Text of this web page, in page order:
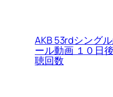
AKB 53rdシング
ール動画 １０日
聴回数